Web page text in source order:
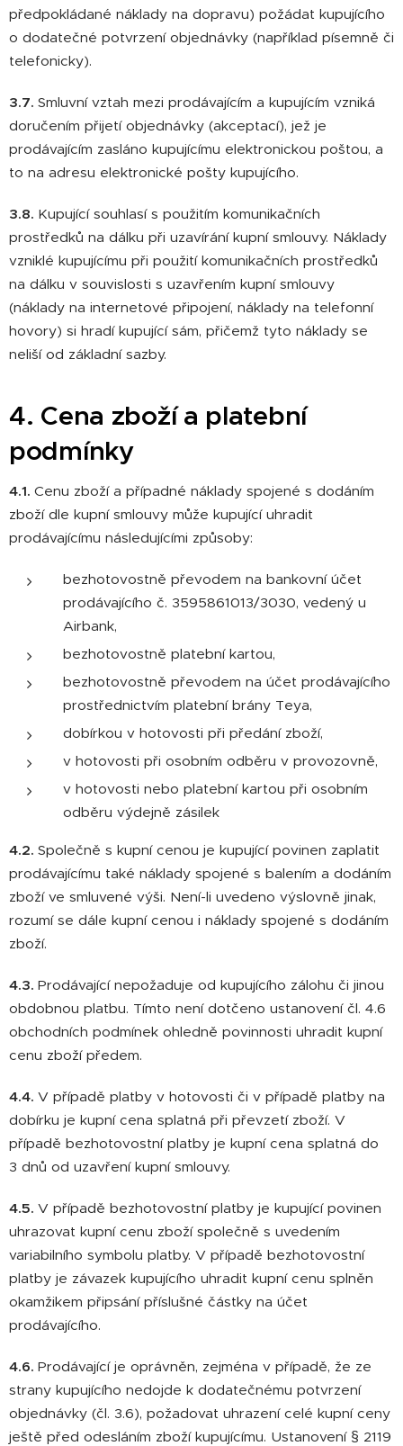
předpokládané náklady na dopravu) požádat kupujícího
o dodatečné potvrzení objednávky (například písemně či
telefonicky).
3.7. Smluvní vztah mezi prodávajícím a kupujícím vzniká
doručením přijetí objednávky (akceptací), jež je
prodávajícím zasláno kupujícímu elektronickou poštou, a
to na adresu elektronické pošty kupujícího.
3.8. Kupující souhlasí s použitím komunikačních
prostředků na dálku při uzavírání kupní smlouvy. Náklady
vzniklé kupujícímu při použití komunikačních prostředků
na dálku v souvislosti s uzavřením kupní smlouvy
(náklady na internetové připojení, náklady na telefonní
hovory) si hradí kupující sám, přičemž tyto náklady se
neliší od základní sazby.
4. Cena zboží a platební
podmínky
4.1. Cenu zboží a případné náklady spojené s dodáním
zboží dle kupní smlouvy může kupující uhradit
prodávajícímu následujícími způsoby:
bezhotovostně převodem na bankovní účet
prodávajícího č. 3595861013/3030, vedený u
Airbank,
bezhotovostně platební kartou,
bezhotovostně převodem na účet prodávajícího
prostřednictvím platební brány Teya,
dobírkou v hotovosti při předání zboží,
v hotovosti při osobním odběru v provozovně,
v hotovosti nebo platební kartou při osobním
odběru výdejně zásilek
4.2. Společně s kupní cenou je kupující povinen zaplatit
prodávajícímu také náklady spojené s balením a dodáním
zboží ve smluvené výši. Není-li uvedeno výslovně jinak,
rozumí se dále kupní cenou i náklady spojené s dodáním
zboží.
4.3. Prodávající nepožaduje od kupujícího zálohu či jinou
obdobnou platbu. Tímto není dotčeno ustanovení čl. 4.6
obchodních podmínek ohledně povinnosti uhradit kupní
cenu zboží předem.
4.4. V případě platby v hotovosti či v případě platby na
dobírku je kupní cena splatná při převzetí zboží. V
případě bezhotovostní platby je kupní cena splatná do
3 dnů od uzavření kupní smlouvy.
4.5. V případě bezhotovostní platby je kupující povinen
uhrazovat kupní cenu zboží společně s uvedením
variabilního symbolu platby. V případě bezhotovostní
platby je závazek kupujícího uhradit kupní cenu splněn
okamžikem připsání příslušné částky na účet
prodávajícího.
4.6. Prodávající je oprávněn, zejména v případě, že ze
strany kupujícího nedojde k dodatečnému potvrzení
objednávky (čl. 3.6), požadovat uhrazení celé kupní ceny
ještě před odesláním zboží kupujícímu. Ustanovení § 2119